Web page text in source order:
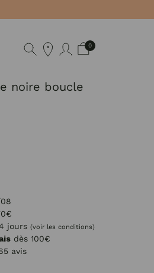
0
noire boucle
jours (voir les conditions)
dès 100€
avis